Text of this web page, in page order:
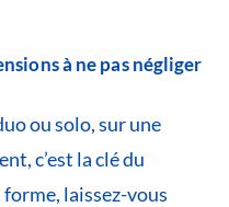
à ne pas négliger
ou solo, sur une
c’est la clé du
laissez-vous